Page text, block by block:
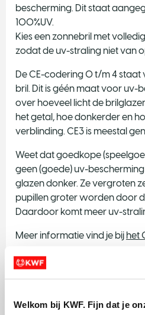
Welkom bij KWF. Fijn dat je
bescherming. Dit staat
100%UV.
Kies een zonnebril met
zodat de uv-straling niet van
De CE-codering 0 t/m 4 staat
bril. Dit is géén maat voor uv-
over hoeveel licht de
het getal, hoe donkerder en
verblinding. CE3 is meestal
Weet dat goedkope
geen (goede) uv-
glazen donker. Ze vergroten
pupillen groter worden door
Daardoor komt meer uv-
Meer informatie vind je bij het
Extra tips
een val, maar beschermt